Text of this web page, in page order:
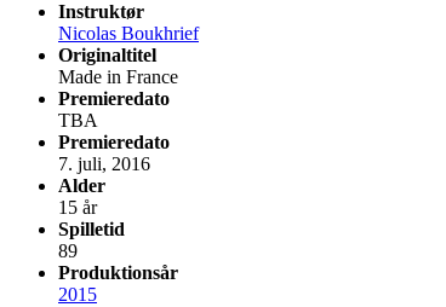
Instruktør
Nicolas Boukhrief
Originaltitel
Made in France
Premieredato
TBA
Premieredato
7. juli, 2016
Alder
15 år
Spilletid
89
Produktionsår
2015